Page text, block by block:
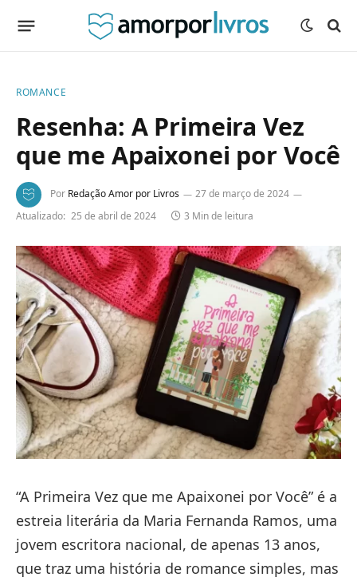
ROMANCE
Resenha: A Primeira Vez
que me Apaixonei por Você
Por Redação Amor por Livros
27 de março de 2024
Atualizado: 25 de abril de 2024 3 Min de leitura
“A Primeira Vez que me Apaixonei por Você” é a
estreia literária da Maria Fernanda Ramos, uma
jovem escritora nacional, de apenas 13 anos,
que traz uma história de romance simples, mas